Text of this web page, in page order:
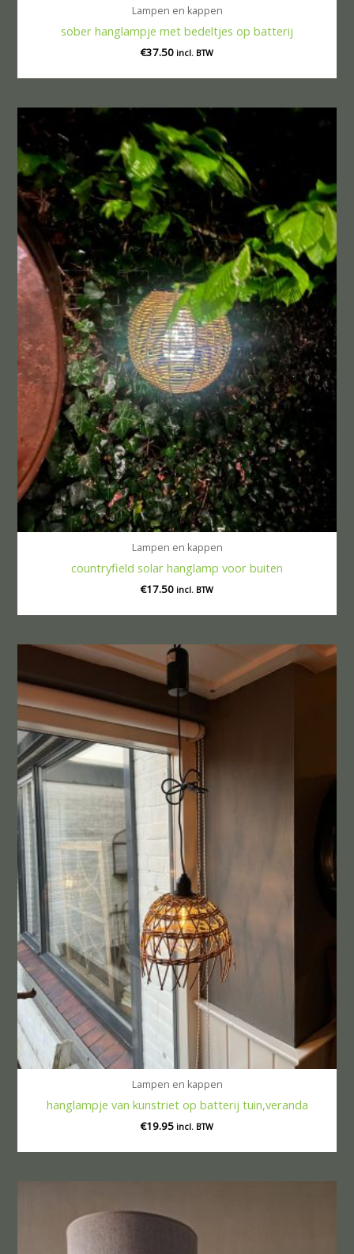
Lampen en kappen
sober hanglampje met bedeltjes op batterij
€37.50 incl. BTW
Lampen en kappen
countryfield solar hanglamp voor buiten
€17.50 incl. BTW
Lampen en kappen
hanglampje van kunstriet op batterij tuin,veranda
€19.95 incl. BTW